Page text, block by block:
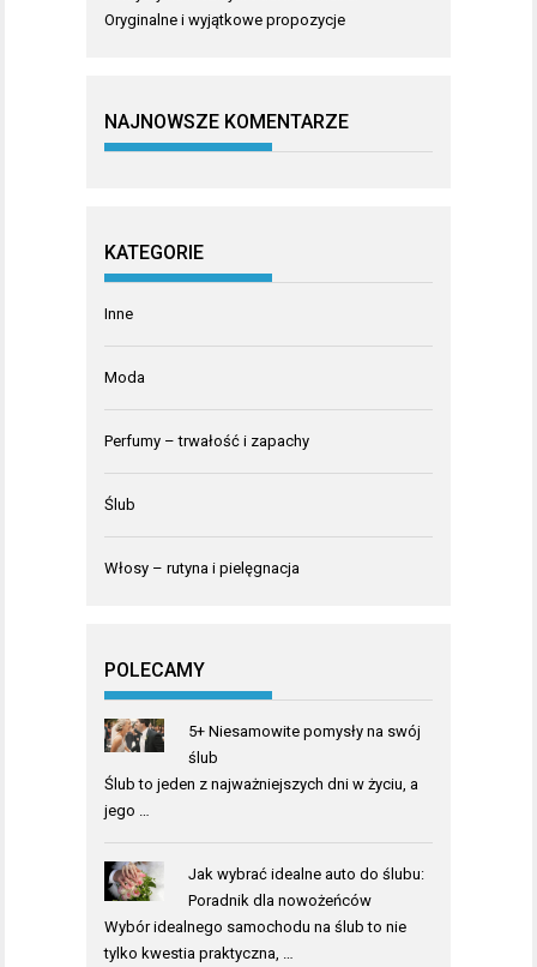
Oryginalne i wyjątkowe propozycje
NAJNOWSZE KOMENTARZE
KATEGORIE
Inne
Moda
Perfumy – trwałość i zapachy
Ślub
Włosy – rutyna i pielęgnacja
POLECAMY
5+ Niesamowite pomysły na swój
ślub
Ślub to jeden z najważniejszych dni w życiu, a
jego …
Jak wybrać idealne auto do ślubu:
Poradnik dla nowożeńców
Wybór idealnego samochodu na ślub to nie
tylko kwestia praktyczna, …